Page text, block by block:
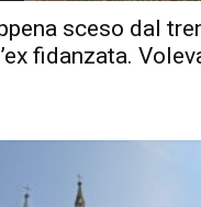
sceso dal
fidanzata.